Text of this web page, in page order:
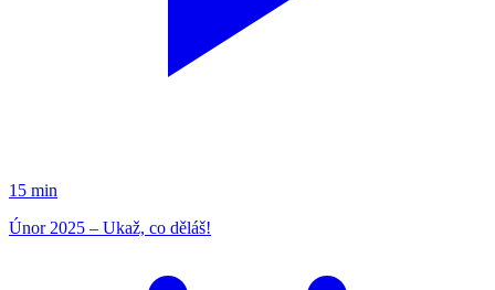
15 min
Únor 2025 – Ukaž, co děláš!